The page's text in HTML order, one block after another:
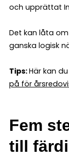
och upprättat
Det kan låta
ganska logisk
Tips:Här kan
på för
Fem
till